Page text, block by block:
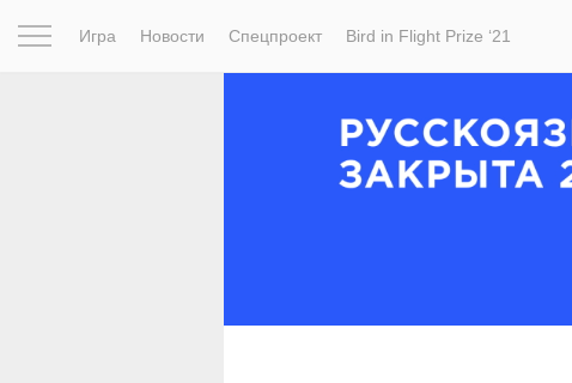
Игра Новости Спецпроект Bird in Flight Prize ‘21